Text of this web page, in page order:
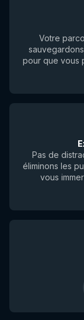
Votre
pour que vous
Pas de
éliminons les
vous